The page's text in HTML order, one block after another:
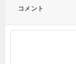
コメント